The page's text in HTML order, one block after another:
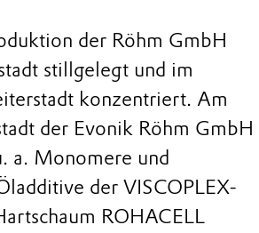
der Röhm GmbH
stillgelegt und im
konzentriert. Am
der Evonik Röhm GmbH
a. Monomere und
der VISCOPLEX-
ROHACELL